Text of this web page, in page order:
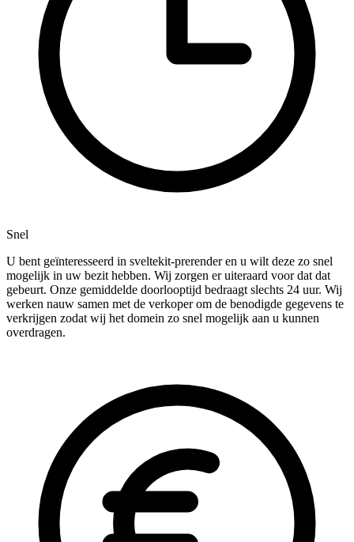
Snel
U bent geïnteresseerd in sveltekit-prerender en u wilt deze zo snel
mogelijk in uw bezit hebben. Wij zorgen er uiteraard voor dat dat
gebeurt. Onze gemiddelde doorlooptijd bedraagt slechts 24 uur. Wij
werken nauw samen met de verkoper om de benodigde gegevens te
verkrijgen zodat wij het domein zo snel mogelijk aan u kunnen
overdragen.